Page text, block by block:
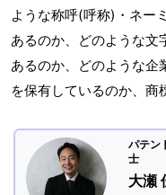
ような称呼(呼称)・ネー
あるのか、どのような
あるのか、どのような企
を保有しているのか、商
パテン
士
大瀬